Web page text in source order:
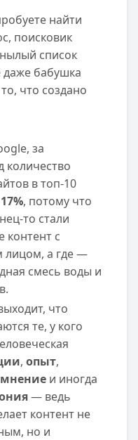
найти
поисковик
список
даже бабушка
что создано
за
количество
в топ-10
17%, потому что
то стали
контент с
лицом, а где —
смесь воды и
что
те, у кого
, опыт,
мнениеи иногда
— ведь
контент не
но и